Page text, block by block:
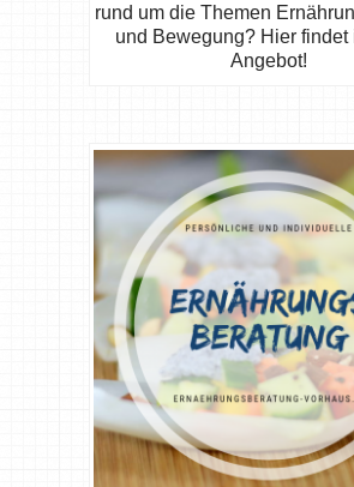
rund um die Themen
und Bewegung? Hier findet
Angebot!